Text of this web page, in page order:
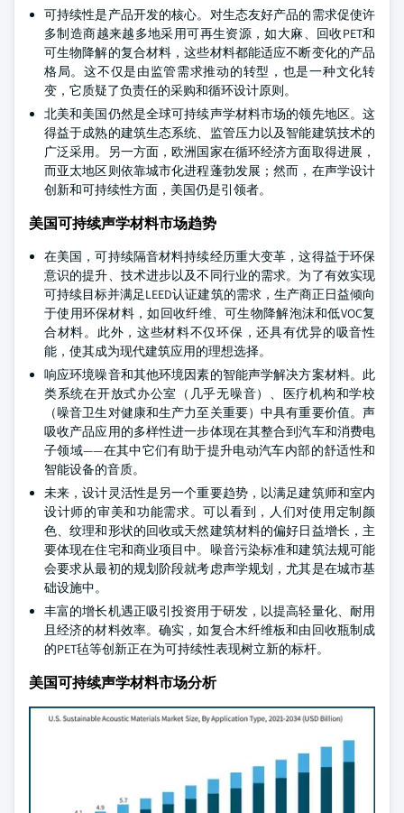
可持续性是产品开发的核心。对生态友好产品的需求促使许
多制造商越来越多地采用可再生资源，如大麻、回收PET和
可生物降解的复合材料，这些材料都能适应不断变化的产品
格局。这不仅是由监管需求推动的转型，也是一种文化转
变，它质疑了负责任的采购和循环设计原则。
北美和美国仍然是全球可持续声学材料市场的领先地区。这
得益于成熟的建筑生态系统、监管压力以及智能建筑技术的
广泛采用。另一方面，欧洲国家在循环经济方面取得进展，
而亚太地区则依靠城市化进程蓬勃发展；然而，在声学设计
创新和可持续性方面，美国仍是引领者。
美国可持续声学材料市场趋势
在美国，可持续隔音材料持续经历重大变革，这得益于环保
意识的提升、技术进步以及不同行业的需求。为了有效实现
可持续目标并满足LEED认证建筑的需求，生产商正日益倾向
于使用环保材料，如回收纤维、可生物降解泡沫和低VOC复
合材料。此外，这些材料不仅环保，还具有优异的吸音性
能，使其成为现代建筑应用的理想选择。
响应环境噪音和其他环境因素的智能声学解决方案材料。此
类系统在开放式办公室（几乎无噪音）、医疗机构和学校
（噪音卫生对健康和生产力至关重要）中具有重要价值。声
吸收产品应用的多样性进一步体现在其整合到汽车和消费电
子领域——在其中它们有助于提升电动汽车内部的舒适性和
智能设备的音质。
未来，设计灵活性是另一个重要趋势，以满足建筑师和室内
设计师的审美和功能需求。可以看到，人们对使用定制颜
色、纹理和形状的回收或天然建筑材料的偏好日益增长，主
要体现在住宅和商业项目中。噪音污染标准和建筑法规可能
会要求从最初的规划阶段就考虑声学规划，尤其是在城市基
础设施中。
丰富的增长机遇正吸引投资用于研发，以提高轻量化、耐用
且经济的材料效率。确实，如复合木纤维板和由回收瓶制成
的PET毡等创新正在为可持续性表现树立新的标杆。
美国可持续声学材料市场分析